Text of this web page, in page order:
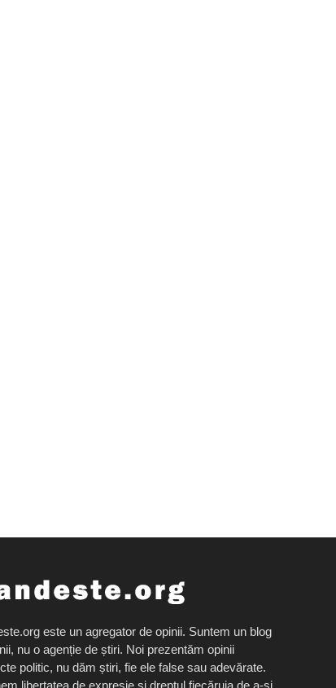
este un agregator de opinii. Suntem un blog
nu o agenție de știri. Noi prezentăm opinii
politic, nu dăm știri, fie ele false sau adevărate.
libertatea de expresie și dreptul fiecăruia de a-și